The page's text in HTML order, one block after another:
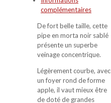
complémentaires
De fort belle taille, cette
pipe en morta noir sablé
présente un superbe
veinage concentrique.
Légèrement courbe, avec
un foyer rond de forme
apple, il vaut mieux être
de doté de grandes